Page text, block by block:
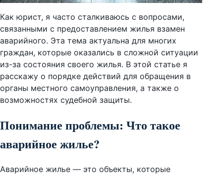
Как юрист, я часто сталкиваюсь с вопросами,
связанными с предоставлением жилья взамен
аварийного. Эта тема актуальна для многих
граждан, которые оказались в сложной ситуации
из-за состояния своего жилья. В этой статье я
расскажу о порядке действий для обращения в
органы местного самоуправления, а также о
возможностях судебной защиты.
Понимание проблемы: Что такое
аварийное жилье?
Аварийное жилье — это объекты, которые